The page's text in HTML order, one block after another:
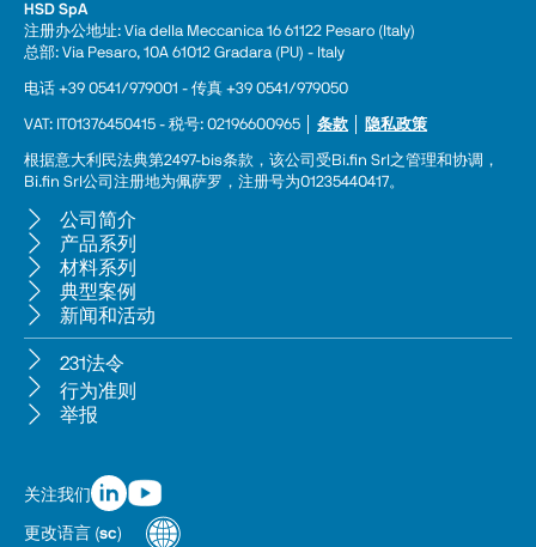
HSD SpA
注册办公地址: Via della Meccanica 16 61122 Pesaro (Italy)
总部: Via Pesaro, 10A 61012 Gradara (PU) - Italy
电话 +39 0541/979001 - 传真 +39 0541/979050
VAT: IT01376450415 - 税号: 02196600965 │ 条款 隐私政策
根据意大利民法典第2497-bis条款，该公司受Bi.fin Srl之管理和协调，
Bi.fin Srl公司注册地为佩萨罗，注册号为01235440417。
公司简介
产品系列
材料系列
典型案例
新闻和活动
231法令
行为准则
举报
关注我们
更改语言 (sc)